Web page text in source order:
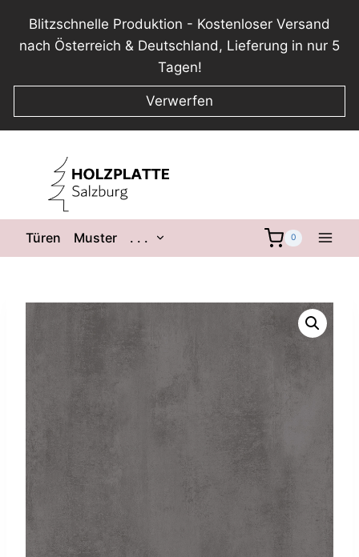
Blitzschnelle Produktion - Kostenloser Versand
nach Österreich & Deutschland, Lieferung in nur 5
Tagen!
Verwerfen
springen
Türen Muster . . . 0